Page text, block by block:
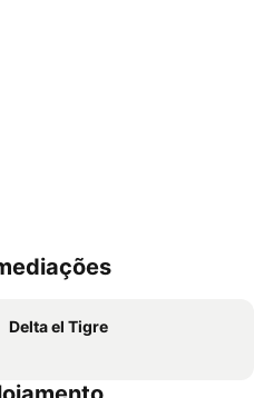
Delta el Tigre